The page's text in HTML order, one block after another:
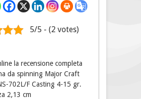
5/5 - (2 votes)
la recensione completa
da spinning Major Craft
702L/F Casting 4-15 gr.
2,13 cm